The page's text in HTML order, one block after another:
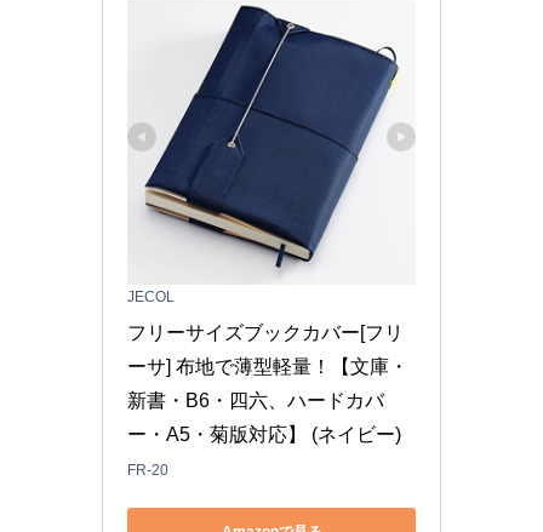
JECOL
フリーサイズブックカバー[フリ
ーサ] 布地で薄型軽量！【文庫・
新書・B6・四六、ハードカバ
ー・A5・菊版対応】 (ネイビー)
FR-20